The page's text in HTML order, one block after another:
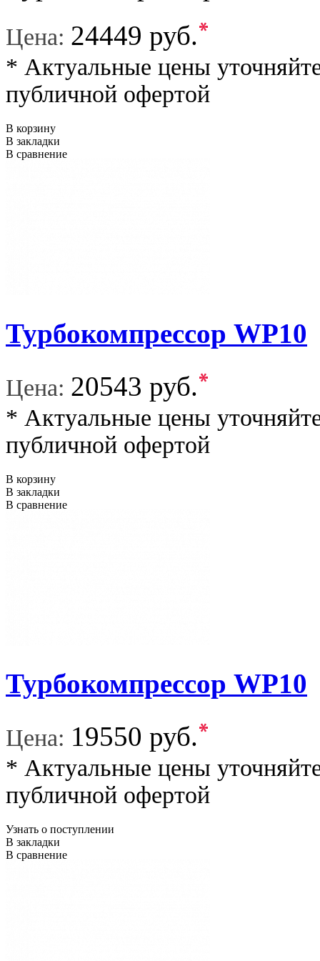
Цена: 24449 руб.*
* Актуальные цены
публичной офертой
В корзину
В закладки
В сравнение
Турбокомпрессор WP10
Цена: 20543 руб.*
* Актуальные цены
публичной офертой
В корзину
В закладки
В сравнение
Турбокомпрессор WP10
Цена: 19550 руб.*
* Актуальные цены
публичной офертой
Узнать о поступлении
В закладки
В сравнение